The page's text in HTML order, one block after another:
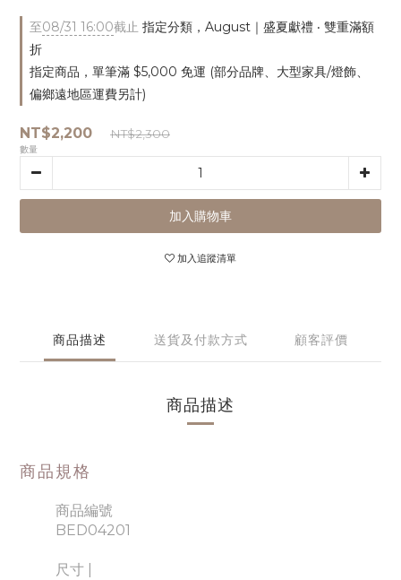
至08/31 16:00截止 指定分類，August｜盛夏獻禮 ‧ 雙重滿額
折
指定商品，單筆滿 $5,000 免運 (部分品牌、大型家具/燈飾、
偏鄉遠地區運費另計)
NT$2,200 NT$2,300
數量
加入購物車
加入追蹤清單
商品描述 送貨及付款方式 顧客評價
商品描述
商品規格
商品編號
BED04201
尺寸 |